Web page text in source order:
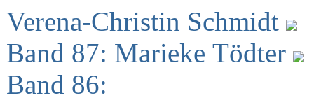
Verena-Christin Schmidt
Band 87: Marieke Tödter
Band 86: